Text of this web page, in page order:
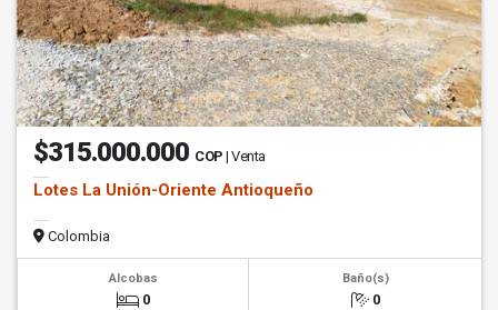
$315.000.000 COP | Venta
Lotes La Unión-Oriente Antioqueño
Colombia
Alcobas
0
Baño(s)
0